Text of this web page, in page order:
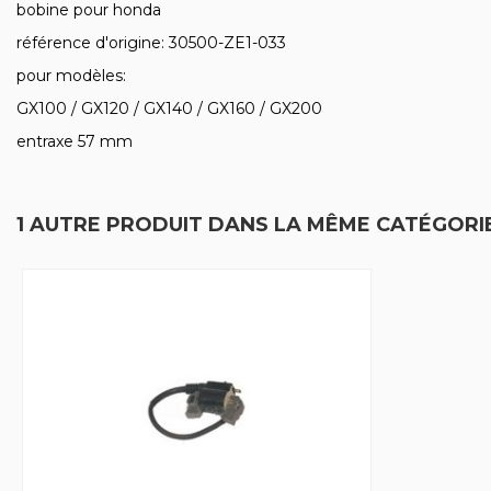
bobine pour honda
référence d'origine: 30500-ZE1-033
pour modèles:
GX100 / GX120 / GX140 / GX160 / GX200
entraxe 57 mm
1 AUTRE PRODUIT DANS LA MÊME